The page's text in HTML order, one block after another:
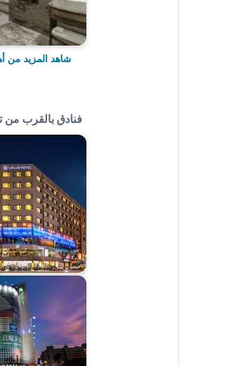
شاهد المزيد من
فنادق بالقرب من